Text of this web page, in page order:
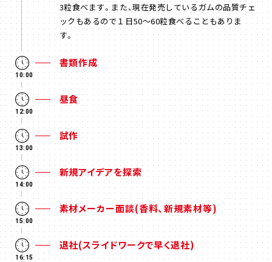
3粒食べます。また、現在発売しているガムの品質チェ
ックもあるので１日50〜60粒食べることもありま
す。
10:00
書類作成
12:00
昼食
13:00
試作
14:00
新規アイデアを探索
15:00
素材メーカー面談(香料、新規素材等)
16:15
退社(スライドワークで早く退社)